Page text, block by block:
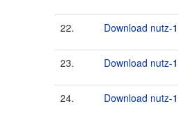
22. Download nutz-
23. Download nutz-
24. Download nutz-